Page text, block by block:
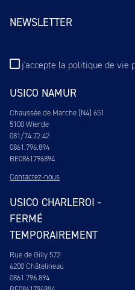
NEWSLETTER
j'accepte la politique de vie
USICO NAMUR
Chaussée de Marche (N4) 651
5100 Wierde
081/74.72.42
0861.796.894
BE0861796894
Contactez-nous
USICO CHARLEROI -
FERMÉ
TEMPORAIREMENT
Rue de Gilly 572
6200 Châtelineau
0861.796.894